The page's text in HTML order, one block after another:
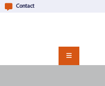
Contact